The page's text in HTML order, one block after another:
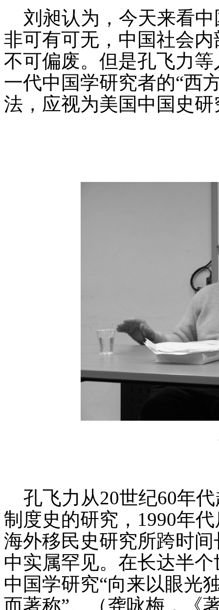
刘昶认为，今天来看中
非可有可无，中国社会
不可偏废。但是孔飞力
一代中国学研究者的“西
法，应视为美国中国史
孔飞力从20世纪60年
制度史的研究，1990年
海外移民史研究所跨时
中实属罕见。在长达半
中国学研究“向来以眼光
而著称”。（龚咏梅，《
·“伊比利亚美洲汉学研讨会”在巴塞